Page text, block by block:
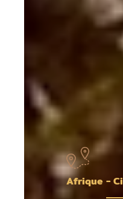
Afrique -